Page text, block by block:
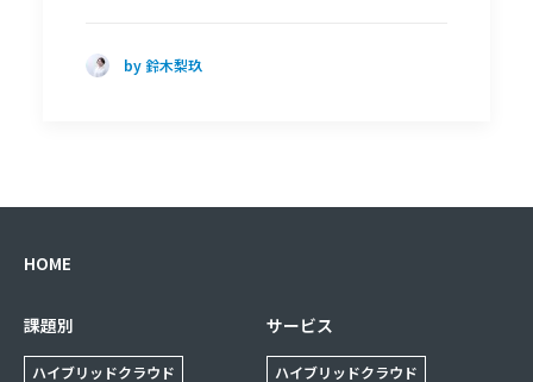
by 鈴木梨玖
HOME
課題別
ハイブリッドクラウド
サービス
ハイブリッドクラウド